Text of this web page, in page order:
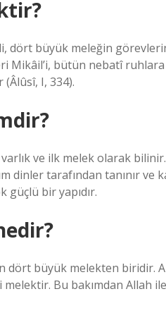
büyük meleğin görevlerini
bütün nebatî ruhlara
I, 334).
ve ilk melek olarak
dinler tarafından tanınır ve
güçlü bir yapıdır.
dört büyük melekten biridir.
Bu bakımdan Allah